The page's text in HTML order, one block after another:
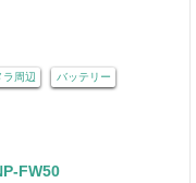
ラ周辺 バッテリー
FW50